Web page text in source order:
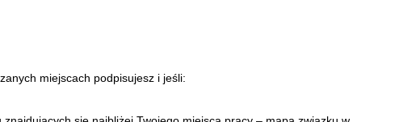
miejscach podpisujesz i jeśli: